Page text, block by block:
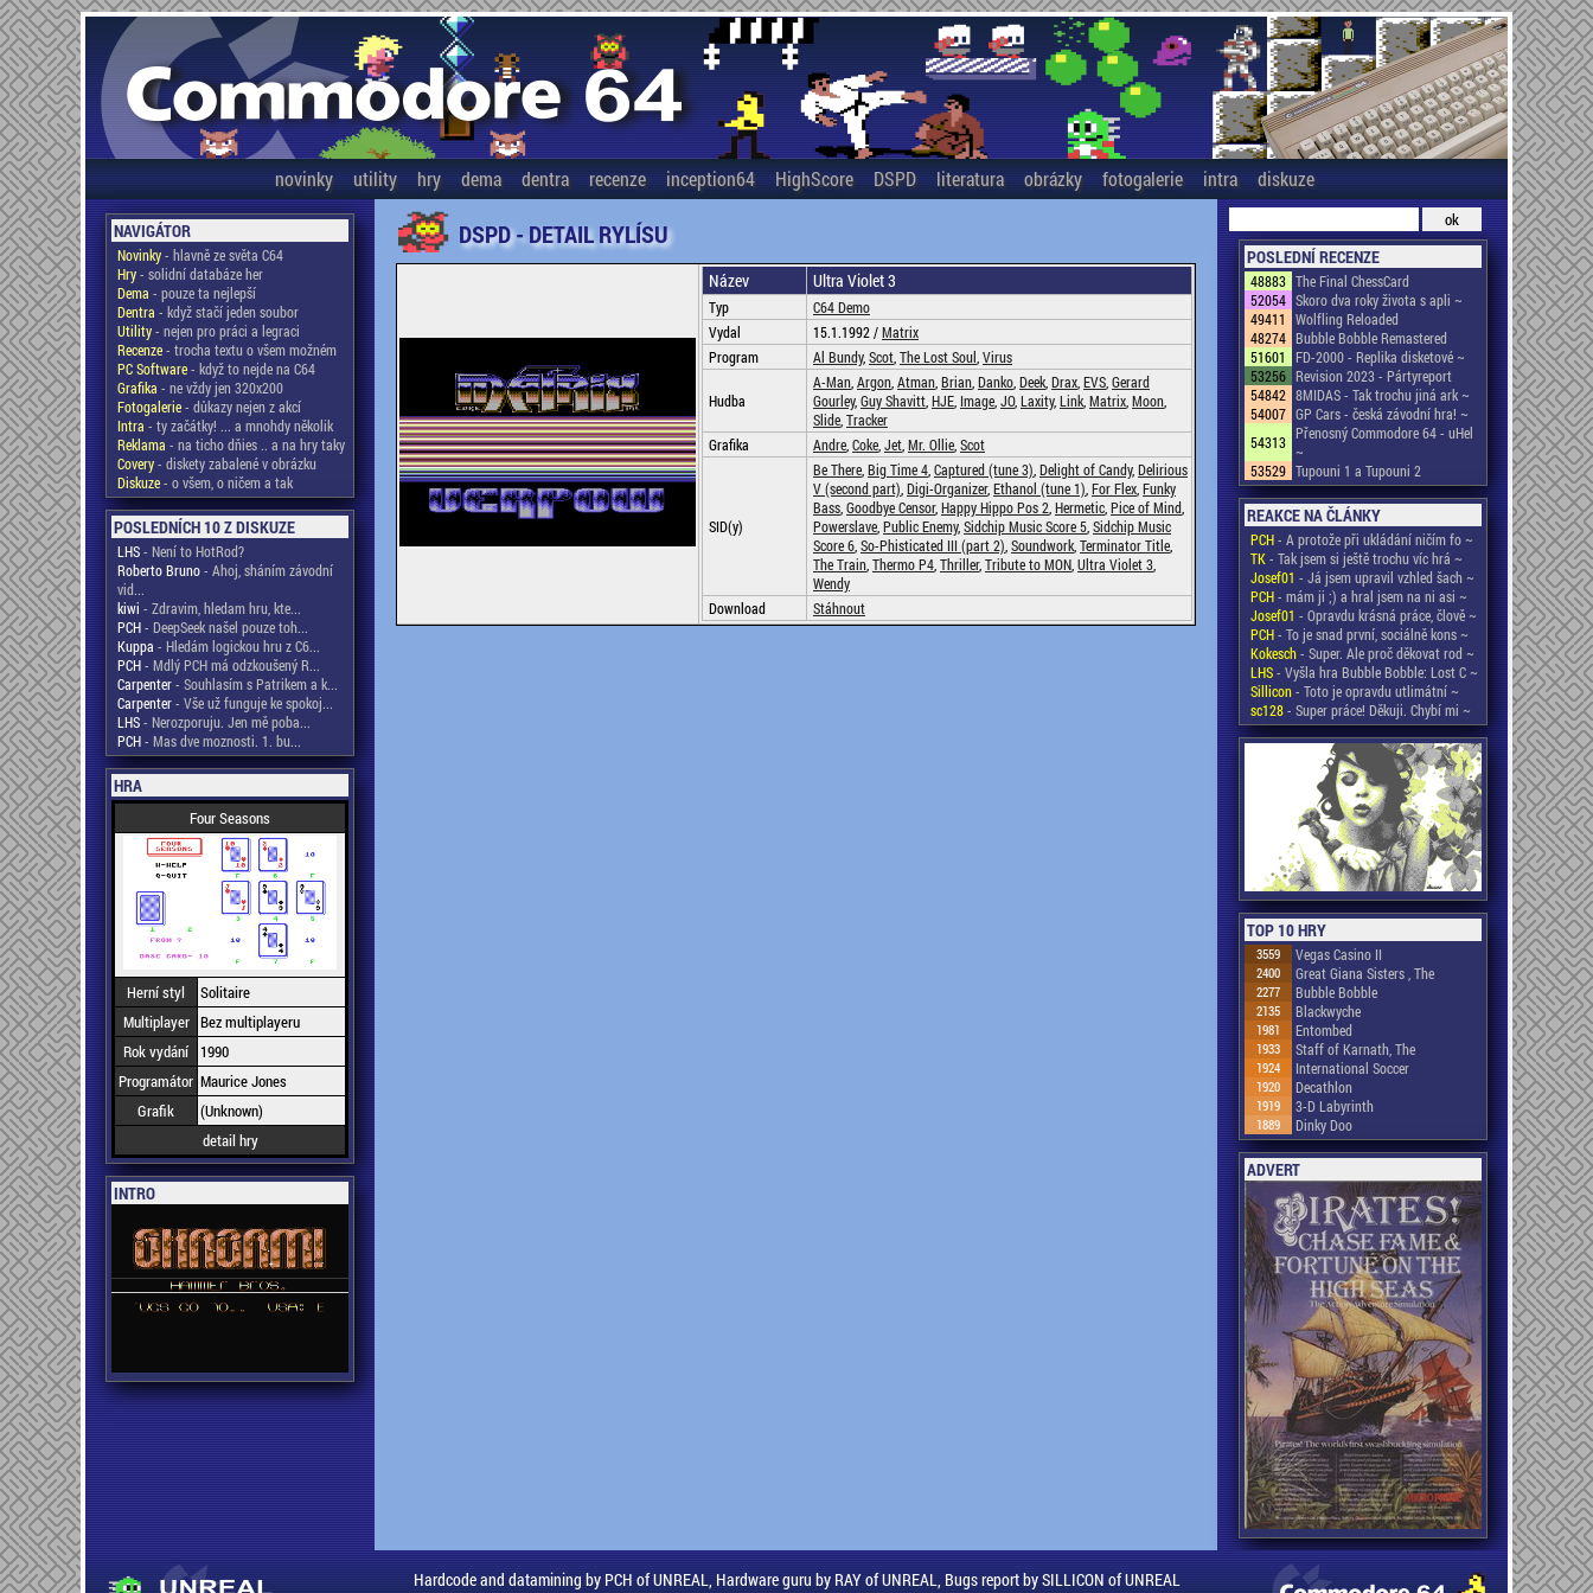
novinky utility hry dema dentra recenze inception64 HighScore DSPD literatura obrázky fotogalerie intra diskuze
NAVIGÁTOR
Novinky- hlavně ze světa C64
Hry- solidní databáze her
Dema - pouze ta nejlepší
Dentra - když stačí jeden soubor
Utility- nejen pro práci a legraci
Recenze- trocha textu o všem možném
PC Software- když to nejde na C64
Grafika - ne vždy jen 320x200
Fotogalerie- důkazy nejen z akcí
Intra - ty začátky! ... a mnohdy několik
Reklama - na ticho dňies .. a na hry taky
Covery- diskety zabalené v obrázku
Diskuze- o všem, o ničem a tak
POSLEDNÍCH 10 Z DISKUZE
LHS- Není to HotRod?
Roberto Bruno- Ahoj, sháním závodní
vid...
kiwi - Zdravim, hledam hru, kte...
PCH- DeepSeek našel pouze toh...
Kuppa - Hledám logickou hru z C6...
PCH- Mdlý PCH má odzkoušený R...
Carpenter- Souhlasím s Patrikem a k...
Carpenter- Vše už funguje ke spokoj...
LHS- Nerozporuju. Jen mě poba...
PCH- Mas dve moznosti. 1. bu...
HRA
Four Seasons
Herní styl
Solitaire
Multiplayer Bez multiplayeru
Rok vydání
1990
Programátor Maurice Jones
Grafik
(Unknown)
detail hry
INTRO
DSPD - DETAIL RYLÍSU
Název Ultra Violet 3
Typ
C64 Demo
Vydal
15.1.1992 /Matrix
Program
Al Bundy, Scot The Lost Soul Virus
Hudba
A-Man Argon Atman Brian Danko Deek Drax EVS Gerard
Gourley, Guy Shavitt HJE Image JO, Laxity, Link Matrix Moon
Slide Tracker
Grafika
Andre Coke Jet Mr. Ollie Scot
SID(y)
Be There Big Time 4 Captured (tune 3) Delight of Candy, Delirious
V (second part) Digi-Organizer, Ethanol (tune 1) For Flex Funky
Bass Goodbye Censor, Happy Hippo Pos 2 Hermetic Pice of Mind
Powerslave Public Enemy, Sidchip Music Score 5 Sidchip Music
Score 6 So-Phisticated III (part 2) Soundwork Terminator Title
The Train Thermo P4 Thriller, Tribute to MON Ultra Violet 3
Wendy
Download
Stáhnout
POSLEDNÍ RECENZE
48883 The Final ChessCard
52054 Skoro dva roky života s apli ~
49411
Wolfling Reloaded
48274 Bubble Bobble Remastered
51601
FD-2000 - Replika disketové ~
53256 Revision 2023 - Pártyreport
54842 8MIDAS - Tak trochu jiná ark ~
54007 GP Cars - česká závodní hra! ~
54313 Přenosný Commodore 64 - uHel
~
53529 Tupouni 1 a Tupouni 2
REAKCE NA ČLÁNKY
PCH- A protože při ukládání ničím fo ~
TK- Tak jsem si ještě trochu víc hrá ~
Josef01 - Já jsem upravil vzhled šach ~
PCH- mám ji ;) a hral jsem na ni asi ~
Josef01 - Opravdu krásná práce, člově ~
PCH- To je snad první, sociálně kons ~
Kokesch- Super. Ale proč děkovat rod ~
LHS- Vyšla hra Bubble Bobble: Lost C ~
Sillicon- Toto je opravdu utlimátní ~
sc128- Super práce! Děkuji. Chybí mi ~
TOP 10 HRY
3559 Vegas Casino II
2400 Great Giana Sisters , The
2277 Bubble Bobble
2135 Blackwyche
1981 Entombed
1933 Staff of Karnath, The
1924 International Soccer
1920 Decathlon
1919 3-D Labyrinth
1889 Dinky Doo
ADVERT
Hardcode and datamining by PCH of UNREAL, Hardware guru by RAY of UNREAL, Bugs report by SILLICON of UNREAL